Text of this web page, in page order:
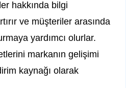
hakkında bilgi
ve müşteriler arasında
yardımcı olurlar.
markanın gelişimi
kaynağı olarak